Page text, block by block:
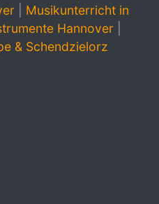
Musikunterricht in
Hannover
& Schendzielorz